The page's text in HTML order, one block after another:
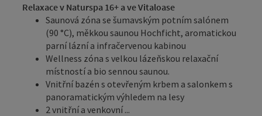
Relaxace v Naturspa 16+ a ve Vitaloase
Saunová zóna se šumavským potním salónem
(90 °C), měkkou saunou Hochficht, aromatickou
parní lázní a infračervenou kabinou
Wellness zóna s velkou lázeňskou relaxační
místností a bio sennou saunou.
Vnitřní bazén s otevřeným krbem a salonkem s
panoramatickým výhledem na lesy
2 vnitřní a venkovní ...